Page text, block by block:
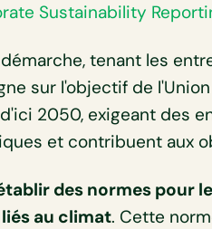
Sustainability
démarche, tenant les
sur l'objectif de
2050, exigeant des
et contribuent aux
des normes pour
au climat. Cette